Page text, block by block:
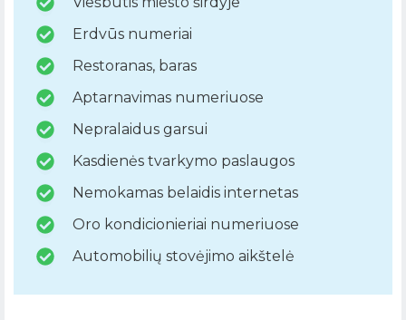
Erdvūs numeriai
Restoranas, baras
Aptarnavimas numeriuose
Nepralaidus garsui
Kasdienės tvarkymo paslaugos
Nemokamas belaidis internetas
Oro kondicionieriai numeriuose
Automobilių stovėjimo aikštelė